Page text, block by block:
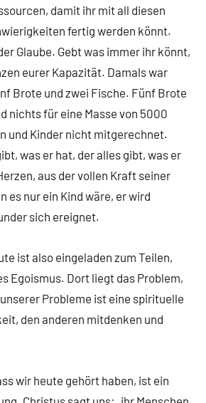
damit ihr mit all diesen
fertig werden könnt.
Glaube. Gebt was immer ihr könnt,
eurer Kapazität. Damals war
Brote und zwei Fische. Fünf Brote
nichts für eine Masse von 5000
und Kinder nicht mitgerechnet.
was er hat, der alles gibt, was er
aus der vollen Kraft seiner
es nur ein Kind wäre, er wird
sich ereignet.
ist also eingeladen zum Teilen,
Egoismus. Dort liegt das Problem,
Probleme ist eine spirituelle
den anderen mitdenken und
wir heute gehört haben, ist ein